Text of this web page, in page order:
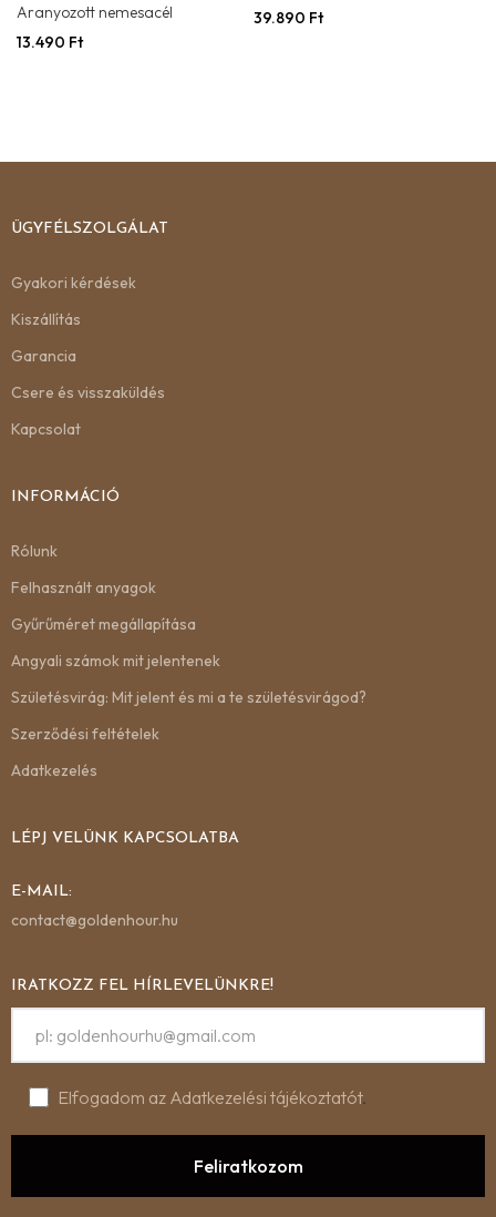
Aranyozott nemesacél
13.490 Ft
39.890 Ft
ÜGYFÉLSZOLGÁLAT
Gyakori kérdések
Kiszállítás
Garancia
Csere és visszaküldés
Kapcsolat
INFORMÁCIÓ
Rólunk
Felhasznált anyagok
Gyűrűméret megállapítása
Angyali számok mit jelentenek
Születésvirág: Mit jelent és mi a te születésvirágod?
Szerződési feltételek
Adatkezelés
LÉPJ VELÜNK KAPCSOLATBA
E-MAIL:
contact@goldenhour.hu
IRATKOZZ FEL HÍRLEVELÜNKRE!
Elfogadom az Adatkezelési tájékoztatót.